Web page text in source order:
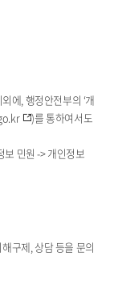
에, 행정안전부의 ‘개
)를 통하여서도
민원 -> 개인정보
구제, 상담 등을 문의